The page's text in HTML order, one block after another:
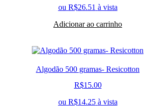
ou R$26.51 à vista
Adicionar ao carrinho
Algodão 500 gramas- Resicotton
R$15.00
ou R$14.25 à vista